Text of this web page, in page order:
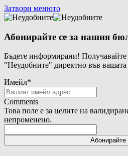
Затвори менюто
Абонирайте се за нашия
Бъдете информирани!
"Неудобните" директно във
Имейл*
Comments
Това поле е за целите на
непроменено.